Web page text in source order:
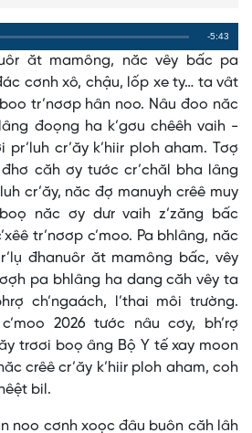
Remaining
Time
-5:43
ăt mamông, năc vêy bấc pa
cơnh xô, chậu, lốp xe ty… ta vât
tr’nơơp hân noo. Nâu đoo năc
đoọng ha k’gơu chêêh vaih -
cr’ăy k’hiir ploh aham. Tơợ
đhơ căh ơy tước cr’chăl bha lâng
cr’ăy, năc đợ manuyh crêê muy
năc ơy dưr vaih z’zăng bấc
tr’nơơp c’moo. Pa bhlâng, năc
đhanuôr ăt mamông bấc, vêy
pa bhlâng ha dang căh vêy ta
ch’ngaách, l’thai môi trường.
2026 tước nâu cơy, bh’rợ
trơơi boọ âng Bộ Y tế xay moon
crêê cr’ăy k’hiir ploh aham, coh
bil.
noo cơnh xoọc đâu buôn căh lâh